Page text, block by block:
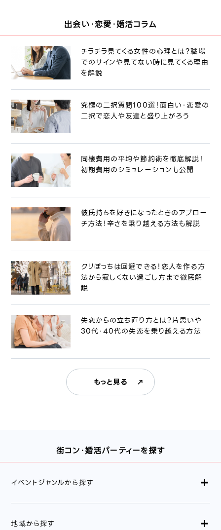
出会い・恋愛・婚活コラム
チラチラ見てくる女性の心理とは？職場
でのサインや見てない時に見てくる理由
を解説
究極の二択質問100選！面白い・恋愛の
二択で恋人や友達と盛り上がろう
同棲費用の平均や節約術を徹底解説！
初期費用のシミュレーションも公開
彼氏持ちを好きになったときのアプロー
チ方法！辛さを乗り越える方法も解説
クリぼっちは回避できる！恋人を作る方
法から寂しくない過ごし方まで徹底解
説
失恋からの立ち直り方とは？片思いや
30代・40代の失恋を乗り越える方法
もっと見る
街コン・婚活パーティーを探す
イベントジャンルから探す
地域から探す